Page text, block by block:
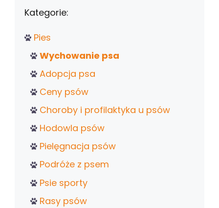
Kategorie:
Pies
Wychowanie psa
Adopcja psa
Ceny psów
Choroby i profilaktyka u psów
Hodowla psów
Pielęgnacja psów
Podróże z psem
Psie sporty
Rasy psów